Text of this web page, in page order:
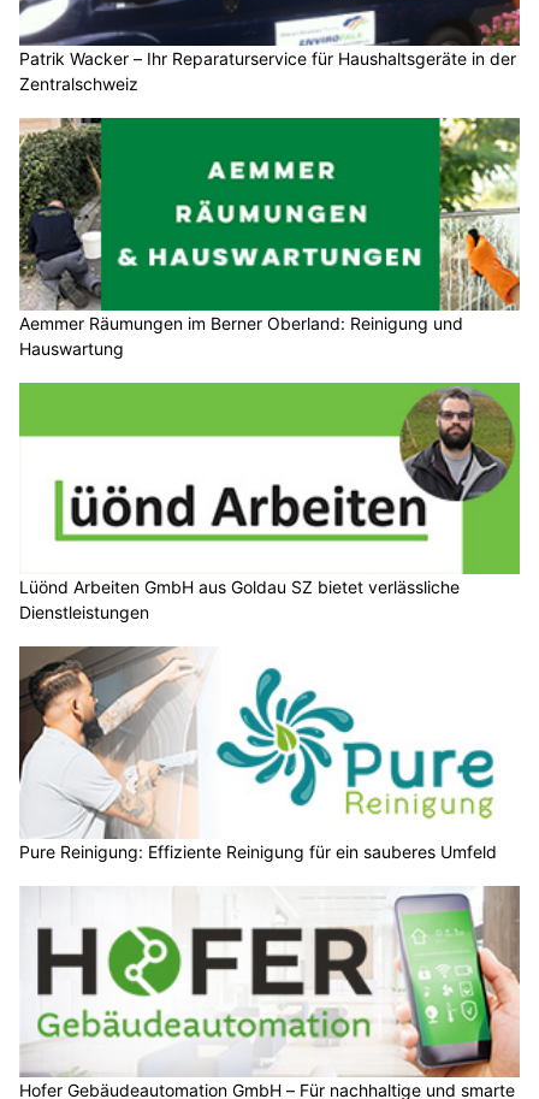
Patrik Wacker – Ihr Reparaturservice für Haushaltsgeräte in der
Zentralschweiz
Aemmer Räumungen im Berner Oberland: Reinigung und
Hauswartung
Lüönd Arbeiten GmbH aus Goldau SZ bietet verlässliche
Dienstleistungen
Pure Reinigung: Effiziente Reinigung für ein sauberes Umfeld
Hofer Gebäudeautomation GmbH – Für nachhaltige und smarte